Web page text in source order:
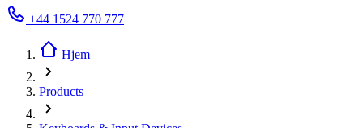
+44 1524 770 777
Hjem
Products